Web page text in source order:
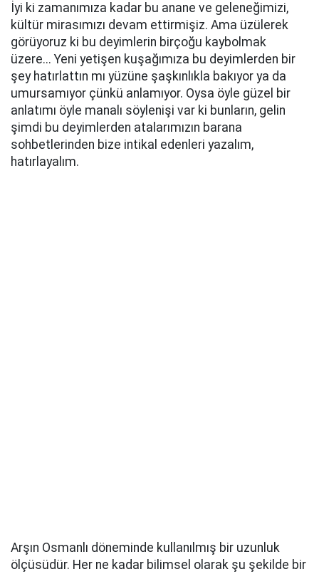
İyi ki zamanımıza kadar bu anane ve geleneğimizi,
kültür mirasımızı devam ettirmişiz. Ama üzülerek
görüyoruz ki bu deyimlerin birçoğu kaybolmak
üzere... Yeni yetişen kuşağımıza bu deyimlerden bir
şey hatırlattın mı yüzüne şaşkınlıkla bakıyor ya da
umursamıyor çünkü anlamıyor. Oysa öyle güzel bir
anlatımı öyle manalı söylenişi var ki bunların, gelin
şimdi bu deyimlerden atalarımızın barana
sohbetlerinden bize intikal edenleri yazalım,
hatırlayalım.
Arşın Osmanlı döneminde kullanılmış bir uzunluk
ölçüsüdür. Her ne kadar bilimsel olarak şu şekilde bir